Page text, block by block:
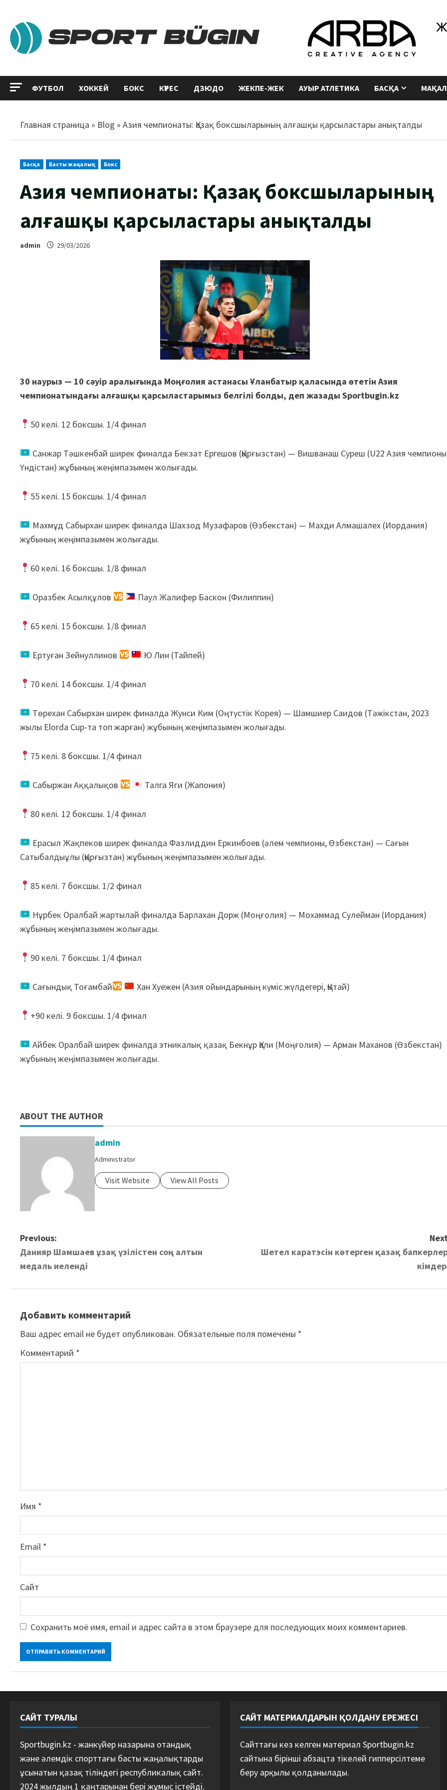
ФУТБОЛ ХОККЕЙ БОКС КҮРЕС ДЗЮДО ЖЕКПЕ-ЖЕК АУЫР АТЛЕТИКА БАСҚА
Главная страница » Blog » Азия чемпионаты: Қазақ боксшыларының алғашқы қарсыластары анықталды
Басқа Басты жаңалық Бокс
Азия чемпионаты: Қазақ боксшыларының
алғашқы қарсыластары анықталды
admin 29/03/2026
30 наурыз — 10 сәуір аралығында Моңғолия астанасы Ұланбатыр қаласында өтетін Азия
чемпионатындағы алғашқы қарсыластарымыз белгілі болды, деп жазады Sportbugin.kz
50 келі. 12 боксшы. 1/4 финал
Санжар Тәшкенбай ширек финалда Бекзат Ергешов (Қырғызстан) — Вишванаш Суреш (U22 Азия
Үндістан) жұбының жеңімпазымен жолығады.
55 келі. 15 боксшы. 1/4 финал
Махмұд Сабырхан ширек финалда Шахзод Музафаров (Өзбекстан) — Махди Алмашалех (Иордания)
жұбының жеңімпазымен жолығады.
60 келі. 16 боксшы. 1/8 финал
Оразбек Асылқұлов Паул Жалифер Баскон (Филиппин)
65 келі. 15 боксшы. 1/8 финал
Ертуған Зейнуллинов Ю Лин (Тайпей)
70 келі. 14 боксшы. 1/4 финал
Төрехан Сабырхан ширек финалда Жунси Ким (Оңтүстік Корея) — Шамшиер Саидов (Тәжікстан, 2023
жылы Elorda Cup-та топ жарған) жұбының жеңімпазымен жолығады.
75 келі. 8 боксшы. 1/4 финал
Сабыржан Аққалықов Талга Яги (Жапония)
80 келі. 12 боксшы. 1/4 финал
Ерасыл Жақпеков ширек финалда Фазлиддин Еркинбоев (әлем чемпионы, Өзбекстан) — Сағын
Сатыбалдыұлы (Қырғызтан) жұбының жеңімпазымен жолығады.
85 келі. 7 боксшы. 1/2 финал
Нұрбек Оралбай жартылай финалда Барлахан Дорж (Моңғолия) — Мохаммад Сулейман (Иордания)
жұбының жеңімпазымен жолығады.
90 келі. 7 боксшы. 1/4 финал
Сағындық Тоғамбай Хан Хуежен (Азия ойындарының күміс жүлдегері, Қытай)
+90 келі. 9 боксшы. 1/4 финал
Айбек Оралбай ширек финалда этникалық қазақ Бекнұр Қали (Моңғолия) — Арман Маханов (Өзбекстан)
жұбының жеңімпазымен жолығады.
ABOUT THE AUTHOR
admin
Administrator
Visit Website View All Posts
Previous:
Данияр Шамшаев ұзақ үзілістен соң алтын
медаль иеленді
Шетел каратэсін көтерген қазақ
Добавить комментарий
Ваш адрес email не будет опубликован. Обязательные поля помечены *
Комментарий *
Имя *
Email *
Сайт
Сохранить моё имя, email и адрес сайта в этом браузере для последующих моих комментариев.
САЙТ ТУРАЛЫ
Sportbugin.kz - жанкүйер назарына отандық
және әлемдік спорттағы басты жаңалықтарды
ұсынатын қазақ тіліндегі республикалық сайт.
2024 жылдың 1 қаңтарынан бері жұмыс істейді.
САЙТ МАТЕРИАЛДАРЫН ҚОЛДАНУ ЕРЕЖЕСІ
Сайттағы кез келген материал Sportbugin.kz
сайтына бірінші абзацта тікелей гипперсілтеме
беру арқылы қолданылады.